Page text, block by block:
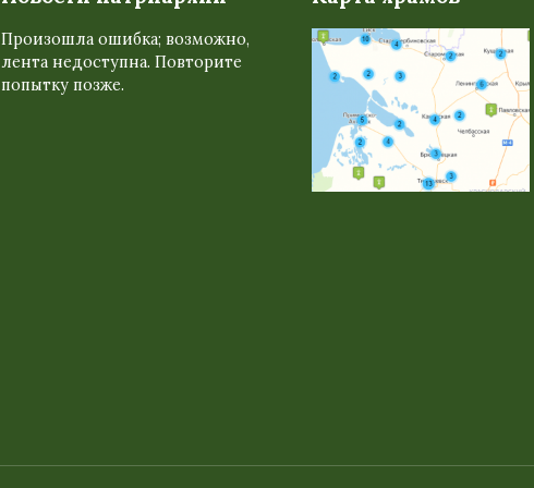
Произошла ошибка; возможно,
лента недоступна. Повторите
попытку позже.